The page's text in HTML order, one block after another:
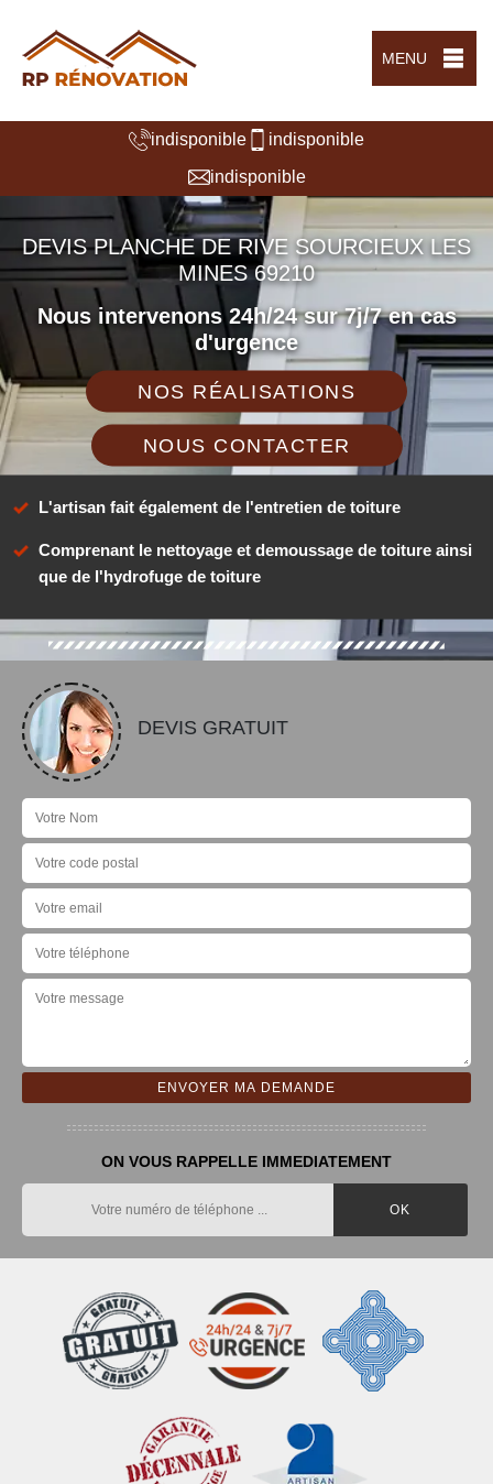
MENU
indisponible
indisponible
indisponible
DEVIS PLANCHE DE RIVE SOURCIEUX LES
MINES 69210
Nous intervenons 24h/24 sur 7j/7 en cas
d'urgence
NOS RÉALISATIONS
NOUS CONTACTER
L'artisan fait également de l'entretien de toiture
Comprenant le nettoyage et demoussage de toiture ainsi
que de l'hydrofuge de toiture
DEVIS GRATUIT
ON VOUS RAPPELLE IMMEDIATEMENT